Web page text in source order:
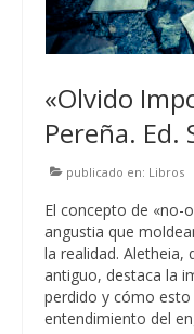
«Olvido
Pereña. Ed.
publicado en: Libros
El concepto de «no-
angustia que
la realidad. Aletheia,
antiguo, destaca la
perdido y cómo
entendimiento del